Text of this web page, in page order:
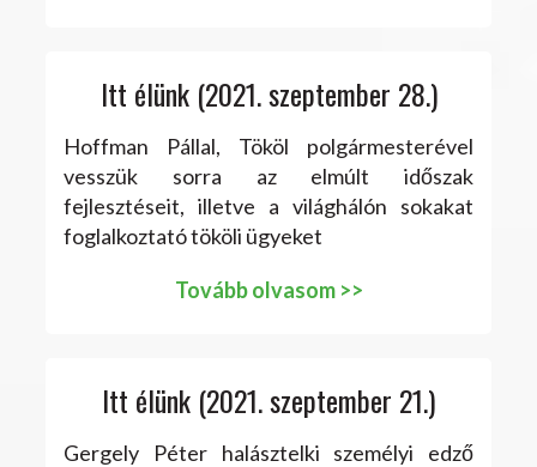
Itt élünk (2021. szeptember 28.)
Hoffman Pállal, Tököl polgármesterével
vesszük sorra az elmúlt időszak
fejlesztéseit, illetve a világhálón sokakat
foglalkoztató tököli ügyeket
Tovább olvasom >>
Itt élünk (2021. szeptember 21.)
Gergely Péter halásztelki személyi edző